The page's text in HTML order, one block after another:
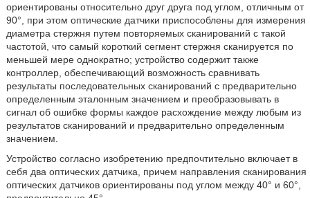
ориентированы относительно друг друга под углом, отличным от
90°, при этом оптические датчики приспособлены для измерения
диаметра стержня путем повторяемых сканирований с такой
частотой, что самый короткий сегмент стержня сканируется по
меньшей мере однократно; устройство содержит также
контроллер, обеспечивающий возможность сравнивать
результаты последовательных сканирований с предварительно
определенным эталонным значением и преобразовывать в
сигнал об ошибке формы каждое расхождение между любым из
результатов сканирований и предварительно определенным
значением.
Устройство согласно изобретению предпочтительно включает в
себя два оптических датчика, причем направления сканирования
оптических датчиков ориентированы под углом между 40° и 60°,